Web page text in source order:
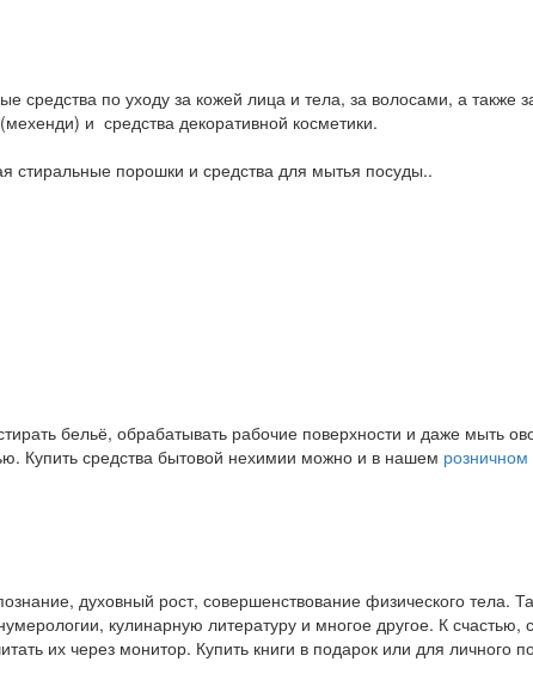
по уходу за кожей лица и тела, за волосами, а также
и средства декоративной косметики.
порошки и средства для мытья посуды..
бельё, обрабатывать рабочие поверхности и даже мыть
Купить средства бытовой нехимии можно и в нашем
духовный рост, совершенствование физического тела.
кулинарную литературу и многое другое. К
их через монитор. Купить книги в подарок или для личного